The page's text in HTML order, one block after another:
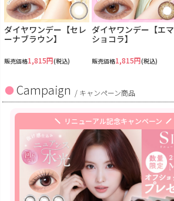
ダイヤワンデー【セレ
ーナブラウン】
販売価格1,815円(税込)
ダイヤワンデー【エマ
ショコラ】
販売価格1,815円(税込)
Campaign / キャンペーン商品
リニューアル記念キャンペーン